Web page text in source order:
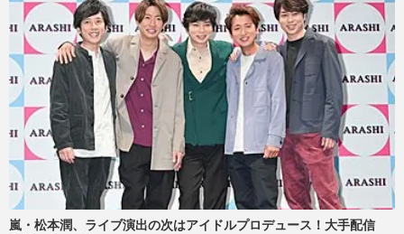
嵐・松本潤、ライブ演出の次はアイドルプロデュース！大手配信